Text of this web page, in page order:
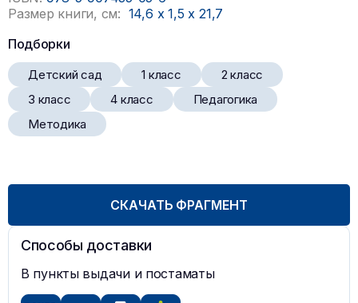
Размер книги, см: 14,6 x 1,5 x 21,7
Подборки
Детский сад 1 класс
2 класс
3 класс
4 класс
Педагогика
Методика
СКАЧАТЬ ФРАГМЕНТ
Способы доставки
В пункты выдачи и постаматы